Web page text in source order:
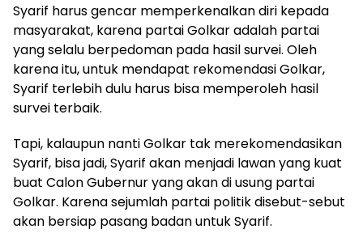
Syarif harus gencar memperkenalkan diri kepada
masyarakat, karena partai Golkar adalah partai
yang selalu berpedoman pada hasil survei. Oleh
karena itu, untuk mendapat rekomendasi Golkar,
Syarif terlebih dulu harus bisa memperoleh hasil
survei terbaik.
Tapi, kalaupun nanti Golkar tak merekomendasikan
Syarif, bisa jadi, Syarif akan menjadi lawan yang kuat
buat Calon Gubernur yang akan di usung partai
Golkar. Karena sejumlah partai politik disebut-sebut
akan bersiap pasang badan untuk Syarif.